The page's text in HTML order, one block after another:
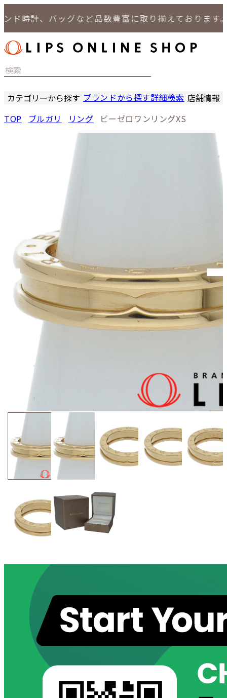
計、バッグなど品数豊富に取り揃えております。
カテゴリーから探す
バッグ
ブランドから探す詳細検索 店舗情報
LIPS 札
LIPS 通
TOP ブルガリ リング ビーゼロワンリングXS